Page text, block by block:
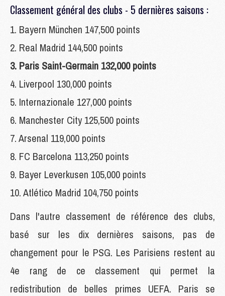
Classement général des clubs - 5 dernières saisons :
1. Bayern München 147,500 points
2. Real Madrid 144,500 points
3. Paris Saint-Germain 132,000 points
4. Liverpool 130,000 points
5. Internazionale 127,000 points
6. Manchester City 125,500 points
7. Arsenal 119,000 points
8. FC Barcelona 113,250 points
9. Bayer Leverkusen 105,000 points
10. Atlético Madrid 104,750 points
Dans l'autre classement de référence des clubs,
basé sur les dix dernières saisons, pas de
changement pour le PSG. Les Parisiens restent au
4e rang de ce classement qui permet la
redistribution de belles primes UEFA. Paris se